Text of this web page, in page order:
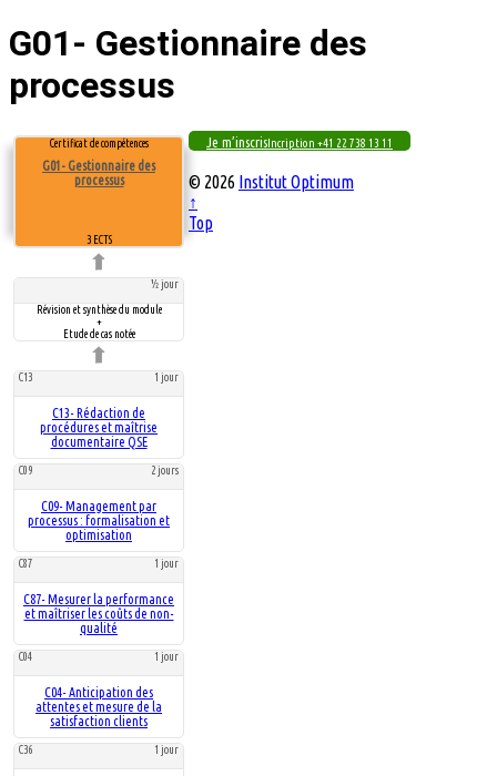
G01- Gestionnaire des
processus
Certificat de compétences
G01- Gestionnaire des
processus
3 ECTS
½ jour
Révision et synthèse du module
+
Etude de cas notée
C13 1 jour
C13- Rédaction de
procédures et maîtrise
documentaire QSE
C09 2 jours
C09- Management par
processus : formalisation et
optimisation
C87 1 jour
C87- Mesurer la performance
et maîtriser les coûts de non-
qualité
C04 1 jour
C04- Anticipation des
attentes et mesure de la
satisfaction clients
C36 1 jour
Je m’inscrisIncription +41 22 738 13 11
© 2026 Institut Optimum
↑
Top